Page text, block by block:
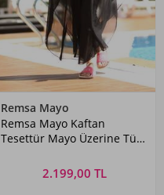
Remsa Mayo
Remsa Mayo Kaftan
Tesettür Mayo Üzerine Tül
2.199,00 TL